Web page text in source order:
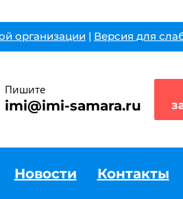
организации | Версия для
Пишите
imi@imi-samara.ru
Новости Контакты